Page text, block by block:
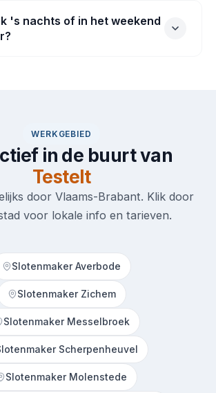
's nachts of in het weekend
WERKGEBIED
in de buurt van
Testelt
door Vlaams-Brabant. Klik door
voor lokale info en tarieven.
Slotenmaker Averbode
Slotenmaker Zichem
Slotenmaker Messelbroek
Scherpenheuvel
Slotenmaker Molenstede